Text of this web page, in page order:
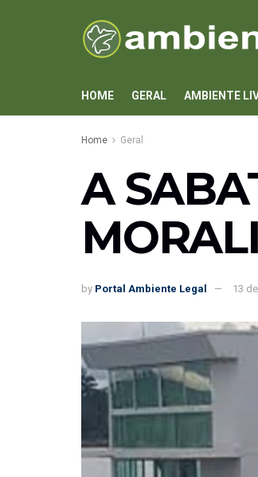
HOME GERAL AMBIENTE
Home Geral
A
by Portal Ambiente Legal 13